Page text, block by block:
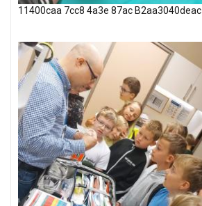
11400caa 7cc8 4a3e 87ac B2aa3040deac